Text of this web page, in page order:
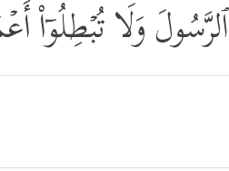
وَلَا تُبۡطِلُوۤاْ